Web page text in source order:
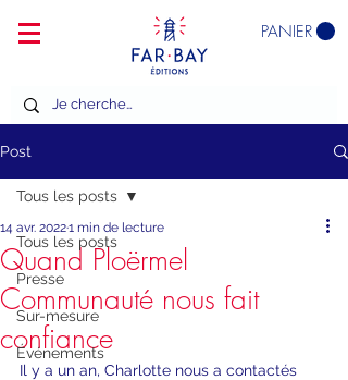
PANIER
Post
Tous les posts
Presse
Sur-mesure
Événements
Tous les posts
Quand Ploërmel
Communauté nous fait
confiance
14 avr. 20221 min de lecture
Il y a un an, Charlotte nous a contactés